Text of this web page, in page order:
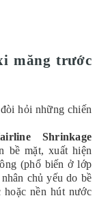
măng trước
hỏi những chiến
Shrinkage
bề mặt, xuất hiện
(phổ biến ở lớp
chủ yếu do bề
nền hút nước